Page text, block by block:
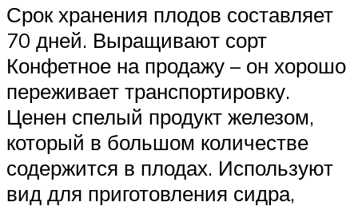
Срок хранения плодов составляет
70 дней. Выращивают сорт
Конфетное на продажу – он хорошо
переживает транспортировку.
Ценен спелый продукт железом,
который в большом количестве
содержится в плодах. Используют
вид для приготовления сидра,